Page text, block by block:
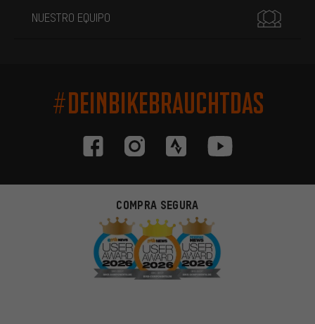
NUESTRO EQUIPO
#DEINBIKEBRAUCHTDAS
COMPRA SEGURA